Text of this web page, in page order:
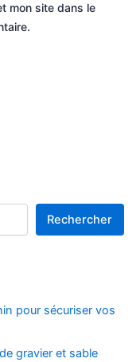
mon site dans le
Rechercher
pour sécuriser vos
gravier et sable